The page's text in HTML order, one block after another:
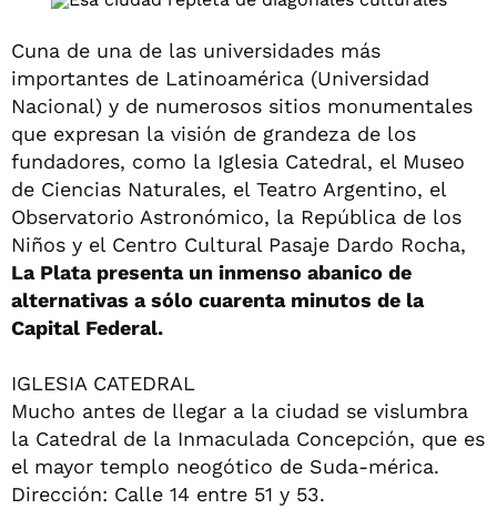
Cuna de una de las universidades más
importantes de Latinoamérica (Universidad
Nacional) y de numerosos sitios monumentales
que expresan la visión de grandeza de los
fundadores, como la Iglesia Catedral, el Museo
de Ciencias Naturales, el Teatro Argentino, el
Observatorio Astronómico, la República de los
Niños y el Centro Cultural Pasaje Dardo Rocha,
La Plata presenta un inmenso abanico de
alternativas a sólo cuarenta minutos de la
Capital Federal.
IGLESIA CATEDRAL
Mucho antes de llegar a la ciudad se vislumbra
la Catedral de la Inmaculada Concepción, que es
el mayor templo neogótico de Suda-mérica.
Dirección: Calle 14 entre 51 y 53.